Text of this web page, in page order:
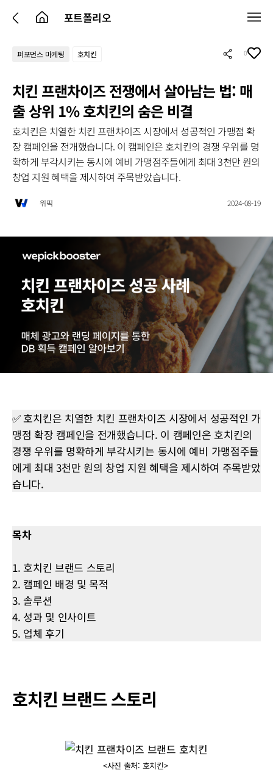
포트폴리오
퍼포먼스 마케팅 호치킨 0
치킨 프랜차이즈 전쟁에서 살아남는 법: 매
출 상위 1% 호치킨의 숨은 비결
호치킨은 치열한 치킨 프랜차이즈 시장에서 성공적인 가맹점 확
장 캠페인을 전개했습니다. 이 캠페인은 호치킨의 경쟁 우위를 명
확하게 부각시키는 동시에 예비 가맹점주들에게 최대 3천만 원의
창업 지원 혜택을 제시하여 주목받았습니다.
위픽 2024-08-19
✅ 호치킨은 치열한 치킨 프랜차이즈 시장에서 성공적인 가
맹점 확장 캠페인을 전개했습니다. 이 캠페인은 호치킨의
경쟁 우위를 명확하게 부각시키는 동시에 예비 가맹점주들
에게 최대 3천만 원의 창업 지원 혜택을 제시하여 주목받았
습니다.
목차
1. 호치킨 브랜드 스토리
2. 캠페인 배경 및 목적
3. 솔루션
4. 성과 및 인사이트
5. 업체 후기
호치킨 브랜드 스토리
<사진 출처: 호치킨>